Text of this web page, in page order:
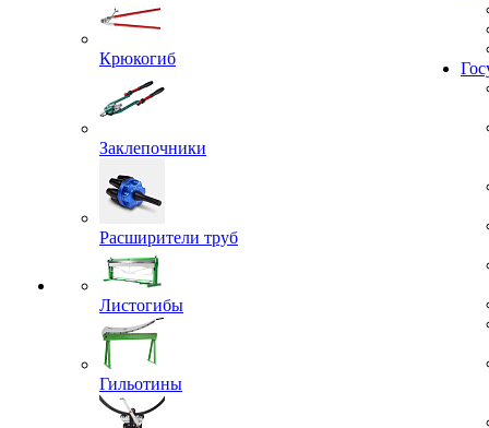
Крюкогиб
Заклепочники
Расширители труб
Листогибы
Гильотины